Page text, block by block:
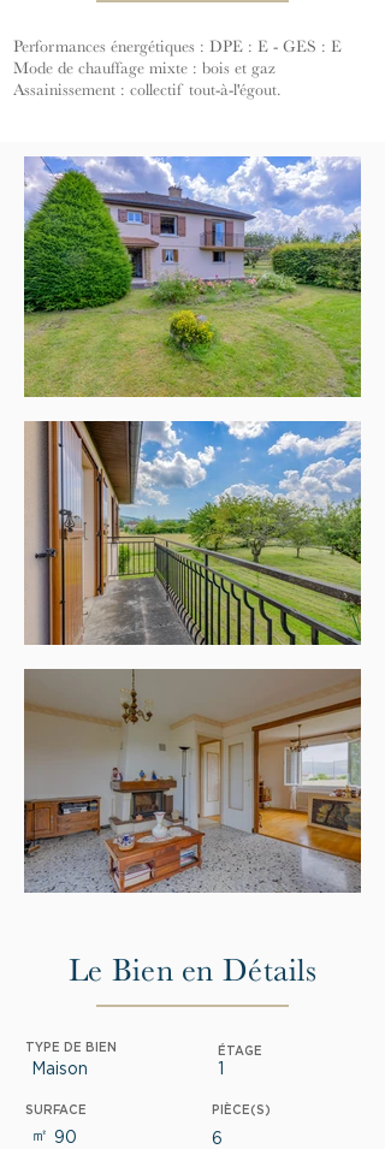
Performances énergétiques : DPE : E - GES : E
Mode de chauffage mixte : bois et gaz
Assainissement : collectif tout-à-l'égout.
Le Bien en Détails
TYPE DE BIEN
Maison
ÉTAGE
SURFACE
㎡ 90
PIÈCE(S)
6